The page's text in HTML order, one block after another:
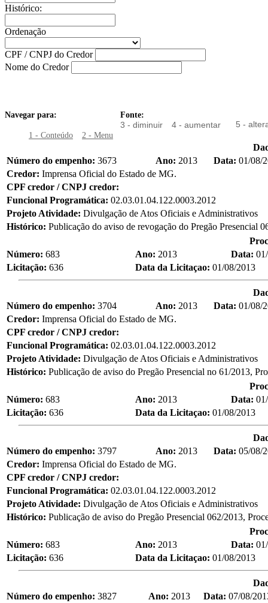
Histórico:
Ordenação
CPF / CNPJ do Credor
Nome do Credor
Navegar para:
1 - Conteúdo 2 - Menu
Fonte:
3 - diminuir 4 - aumentar 5 -
Número do empenho: 3673 Ano: 2013 Data: 01/08/
Credor: Imprensa Oficial do Estado de MG.
CPF credor / CNPJ credor:
Funcional Programática: 02.03.01.04.122.0003.2012
Projeto Atividade: Divulgação de Atos Oficiais e Administrativos
Histórico: Publicação do aviso de revogação do Pregão Presencial
Número: 683 Ano: 2013 Data:
Licitação: 636 Data da Licitaçao: 01/08/2013
Número do empenho: 3704 Ano: 2013 Data: 01/08/
Credor: Imprensa Oficial do Estado de MG.
CPF credor / CNPJ credor:
Funcional Programática: 02.03.01.04.122.0003.2012
Projeto Atividade: Divulgação de Atos Oficiais e Administrativos
Histórico: Publicação de aviso do Pregão Presencial no 61/2013,
Número: 683 Ano: 2013 Data:
Licitação: 636 Data da Licitaçao: 01/08/2013
Número do empenho: 3797 Ano: 2013 Data: 05/08/
Credor: Imprensa Oficial do Estado de MG.
CPF credor / CNPJ credor:
Funcional Programática: 02.03.01.04.122.0003.2012
Projeto Atividade: Divulgação de Atos Oficiais e Administrativos
Histórico: Publicação de aviso do Pregão Presencial 062/2013,
Número: 683 Ano: 2013 Data:
Licitação: 636 Data da Licitaçao: 01/08/2013
Número do empenho: 3827 Ano: 2013 Data: 07/08/